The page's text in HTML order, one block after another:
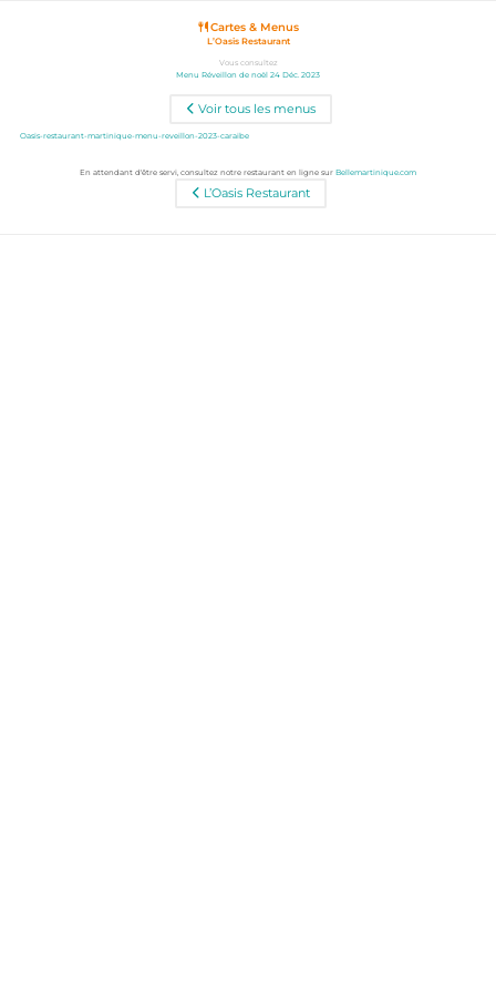
Cartes & Menus
L’Oasis Restaurant
Vous consultez
Menu Réveillon de noël 24 Déc. 2023
Voir tous les menus
Oasis-restaurant-martinique-menu-reveillon-2023-caraibe
En attendant d'être servi, consultez notre restaurant en ligne sur Bellemartinique.com
L’Oasis Restaurant